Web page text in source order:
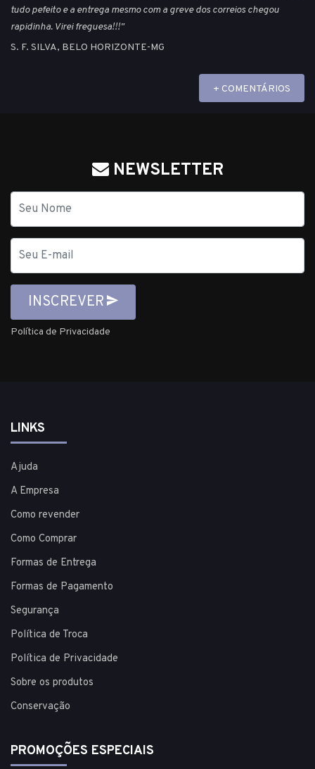
tudo pefeito e a entrega mesmo com a greve dos correios chegou
rapidinha. Virei freguesa!!!"
S. F. SILVA, BELO HORIZONTE-MG
+ COMENTÁRIOS
NEWSLETTER
mail
INSCREVER
Política de Privacidade
LINKS
Ajuda
A Empresa
Como revender
Como Comprar
Formas de Entrega
Formas de Pagamento
Segurança
Política de Troca
Política de Privacidade
Sobre os produtos
Conservação
PROMOÇÕES ESPECIAIS